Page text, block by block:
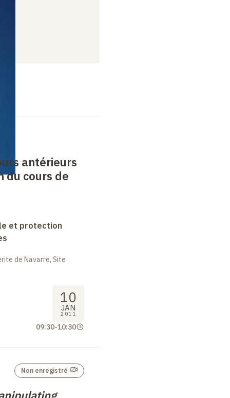
antérieurs
du cours de
et protection
de Navarre, Site
10
JAN
2011
09:30-10:30
Non enregistré